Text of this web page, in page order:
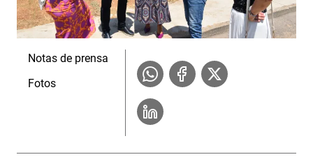
Notas de prensa
Fotos